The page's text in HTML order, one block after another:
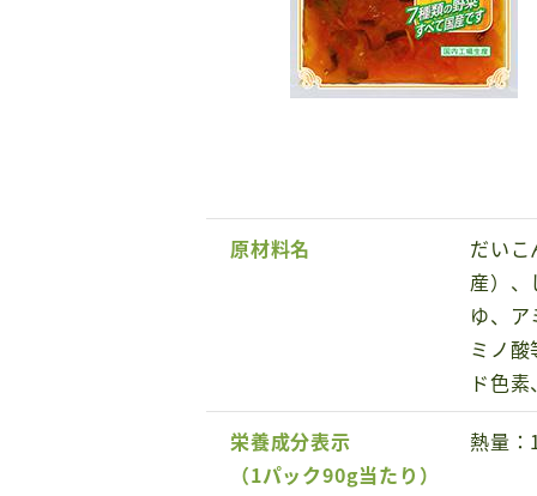
原材料名
だい
産）
ゆ、
ミノ
ド色
栄養成分表示
（1パック90g当たり）
熱量